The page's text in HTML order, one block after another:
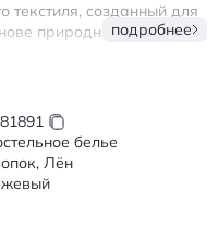
текстиля, созданный для
природных волокон
оттенок и
интерьеру
тепла.
хлопка и льна
и приятные
подробнее
белье
Лён